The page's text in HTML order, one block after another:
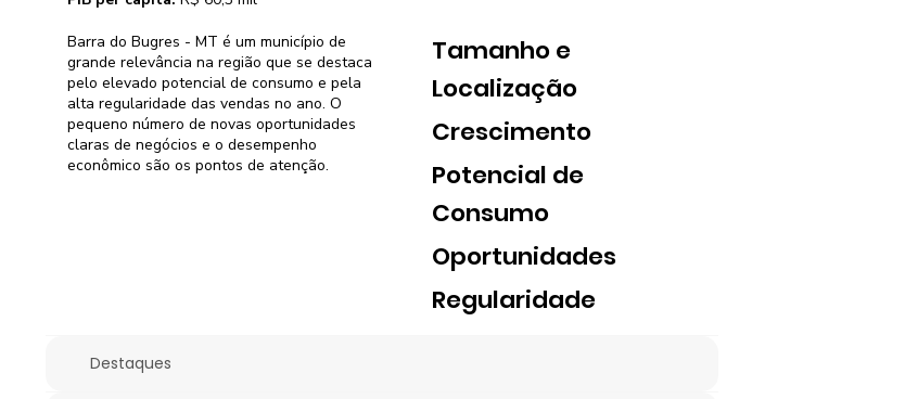
Barra do Bugres - MT é um município de
grande relevância na região que se destaca
pelo elevado potencial de consumo e pela
alta regularidade das vendas no ano. O
pequeno número de novas oportunidades
claras de negócios e o desempenho
econômico são os pontos de atenção.
Tamanho e
Localização
Crescimento
Potencial de
Consumo
Oportunidades
Regularidade
Destaques